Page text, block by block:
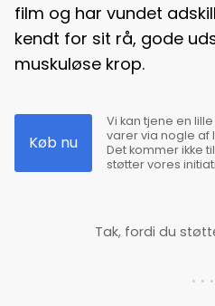
film og har vundet
kendt for sit rå, gode
muskuløse krop.
Køb nu
Vi kan tjene en
varer via nogle af
Det kommer ikke
støtter vores
Tak, fordi du
. . .